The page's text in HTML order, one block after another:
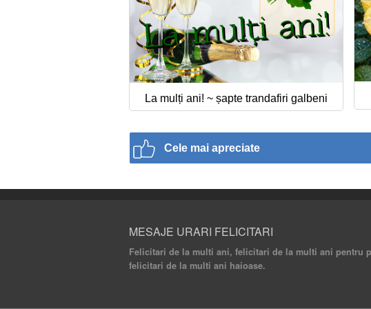
La mulți ani! ~ șapte trandafiri galbeni
Cele mai apreciate
MESAJE URARI FELICITARI
Felicitari de la multi ani, felicitari de la multi ani
felicitari de la multi ani haioase.